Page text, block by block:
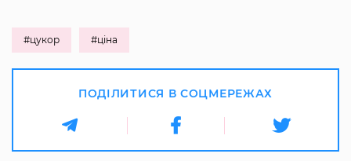
#цукор #ціна
ПОДІЛИТИСЯ В СОЦМЕРЕЖАХ